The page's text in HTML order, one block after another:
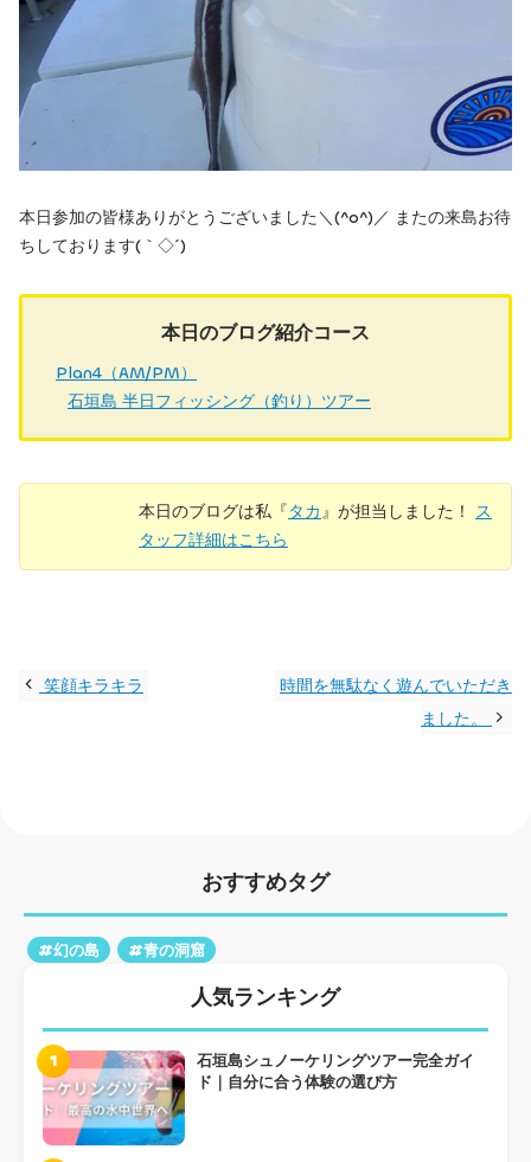
本日参加の皆様ありがとうございました＼(^o^)／ またの来島お待
ちしております(｀◇´)ゞ
本日のブログ紹介コース
Plan4（AM/PM）
石垣島 半日フィッシング（釣り）ツアー
本日のブログは私『タカ』が担当しました！ ス
タッフ詳細はこちら
笑顔キラキラ
時間を無駄なく遊んでいただき
ました。
おすすめタグ
#幻の島 #青の洞窟
人気ランキング
1
石垣島シュノーケリングツアー完全ガイ
ド｜自分に合う体験の選び方